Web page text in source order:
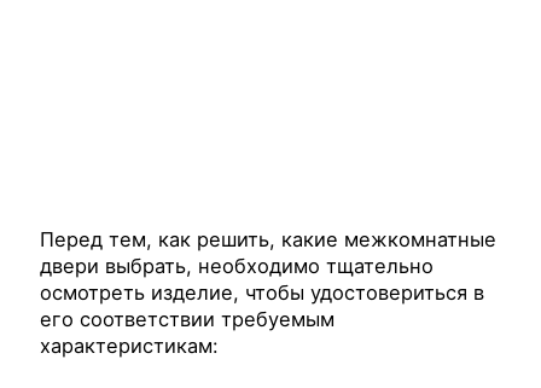
Перед тем, как решить, какие межкомнатные
двери выбрать, необходимо тщательно
осмотреть изделие, чтобы удостовериться в
его соответствии требуемым
характеристикам: